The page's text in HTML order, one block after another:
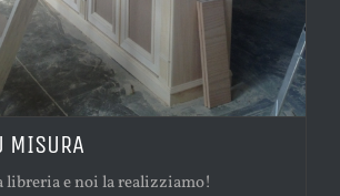
MISURA
libreria e noi la realizziamo!